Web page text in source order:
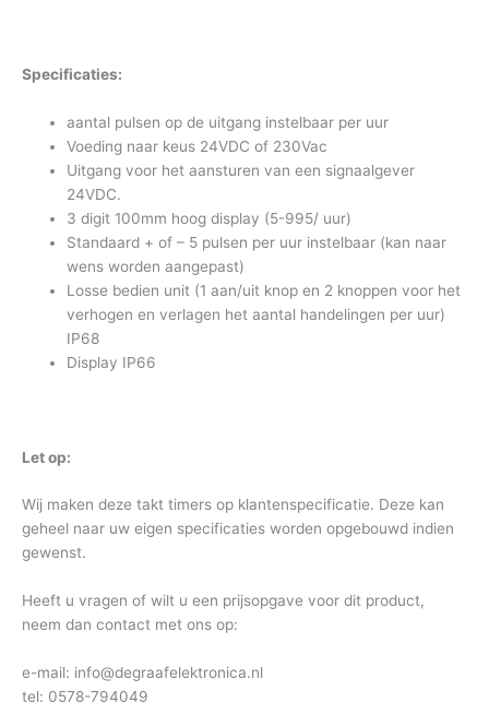
Specificaties:
aantal pulsen op de uitgang instelbaar per uur
Voeding naar keus 24VDC of 230Vac
Uitgang voor het aansturen van een signaalgever
24VDC.
3 digit 100mm hoog display (5-995/ uur)
Standaard + of – 5 pulsen per uur instelbaar (kan naar
wens worden aangepast)
Losse bedien unit (1 aan/uit knop en 2 knoppen voor het
verhogen en verlagen het aantal handelingen per uur)
IP68
Display IP66
Let op:
Wij maken deze takt timers op klantenspecificatie. Deze kan
geheel naar uw eigen specificaties worden opgebouwd indien
gewenst.
Heeft u vragen of wilt u een prijsopgave voor dit product,
neem dan contact met ons op:
e-mail: info@degraafelektronica.nl
tel: 0578-794049